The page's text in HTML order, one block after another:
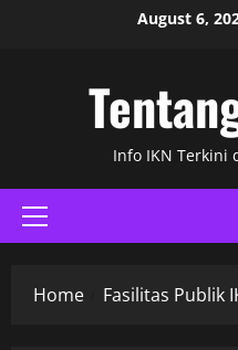
August 6,
Info IKN Terkini
Primary
Menu
Home Fasilitas Publik